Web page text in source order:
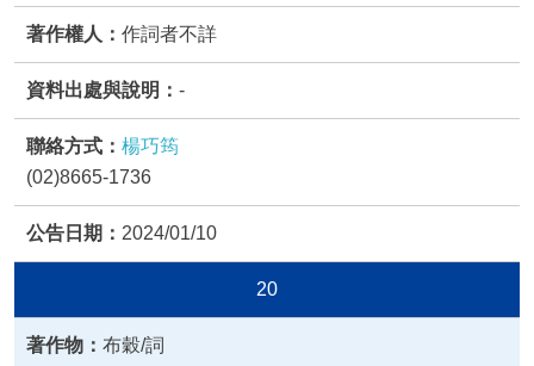
作詞者不詳
-
楊巧筠
(02)8665-1736
2024/01/10
20
布穀/詞